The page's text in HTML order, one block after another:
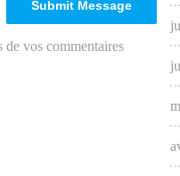
de vos commentaires